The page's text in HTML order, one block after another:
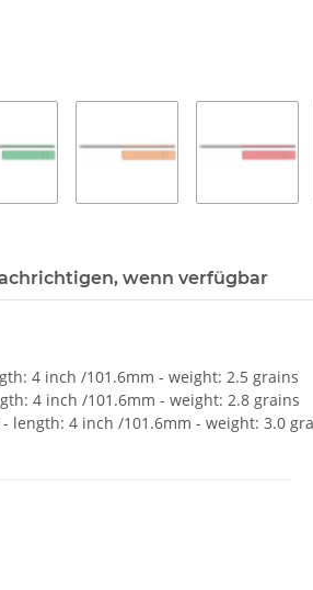
wenn verfügbar
4 inch /101.6mm - weight: 2.5 grains
4 inch /101.6mm - weight: 2.8 grains
- length: 4 inch /101.6mm - weight: 3.0